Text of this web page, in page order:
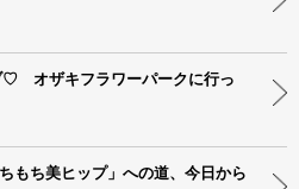
オザキフラワーパークに行っ
もち美ヒップ」への道、今日から